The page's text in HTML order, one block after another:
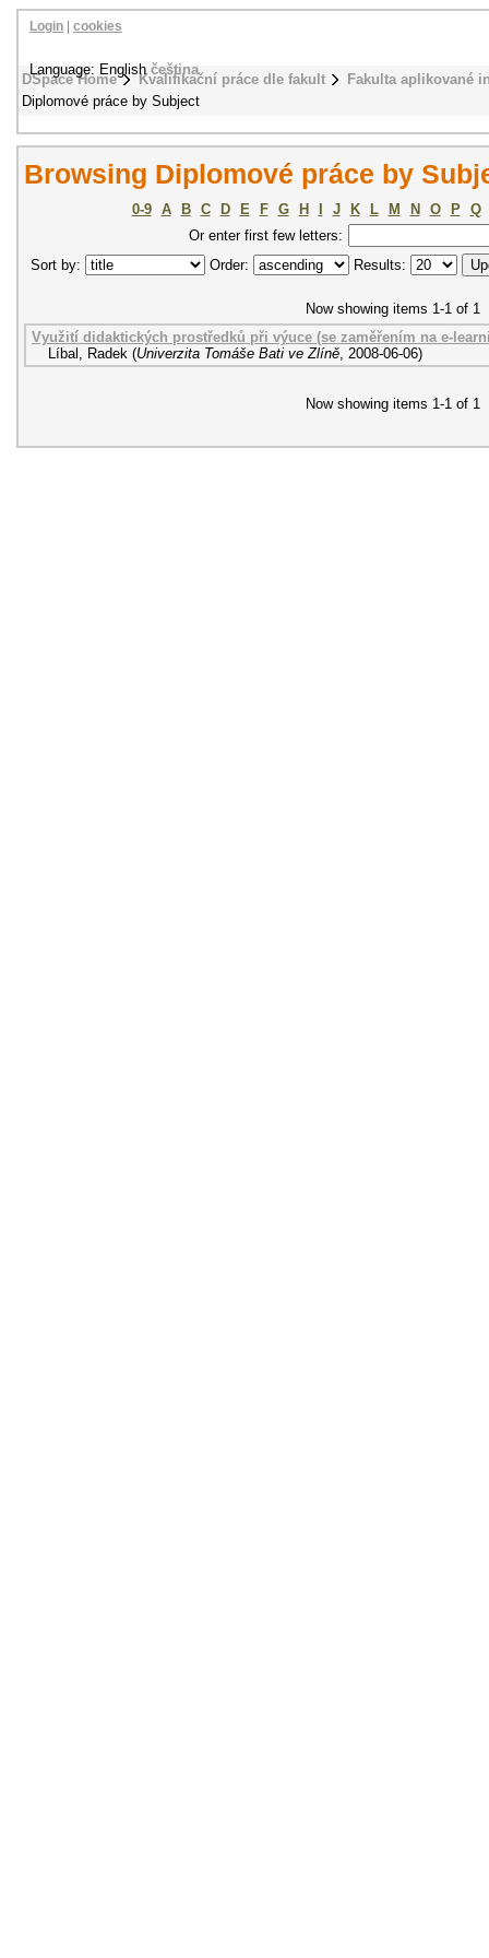
DSpace Home Kvalifikační práce dle fakult
Fakulta aplikované
Diplomové práce by Subject
Login cookies
Language: Englishčeština
Browsing Diplomové práce by
0-9 A B C D E F G H J K L M N O P
Q
Or enter first few letters:
Sort by:
Order: Results:
Now showing items 1-1 of 1
Využití didaktických prostředků při výuce (se zaměřením na e-
Líbal, Radek (Univerzita Tomáše Bati ve Zlíně, 2008-06-06)
Now showing items 1-1 of 1